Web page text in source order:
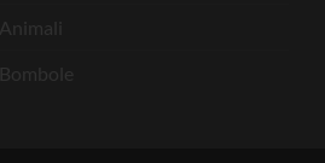
Animali
Bombole